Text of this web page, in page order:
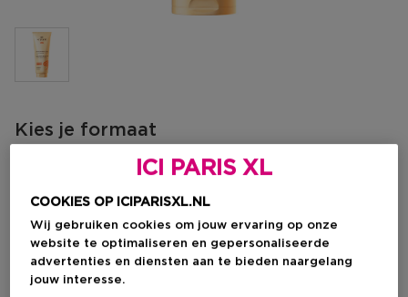
Kies je formaat
200 ML
€ 25,90
€ 25,90
ICI PARIS XL
COOKIES OP ICIPARISXL.NL
Wij gebruiken cookies om jouw ervaring op onze
website te optimaliseren en gepersonaliseerde
advertenties en diensten aan te bieden naargelang
jouw interesse.